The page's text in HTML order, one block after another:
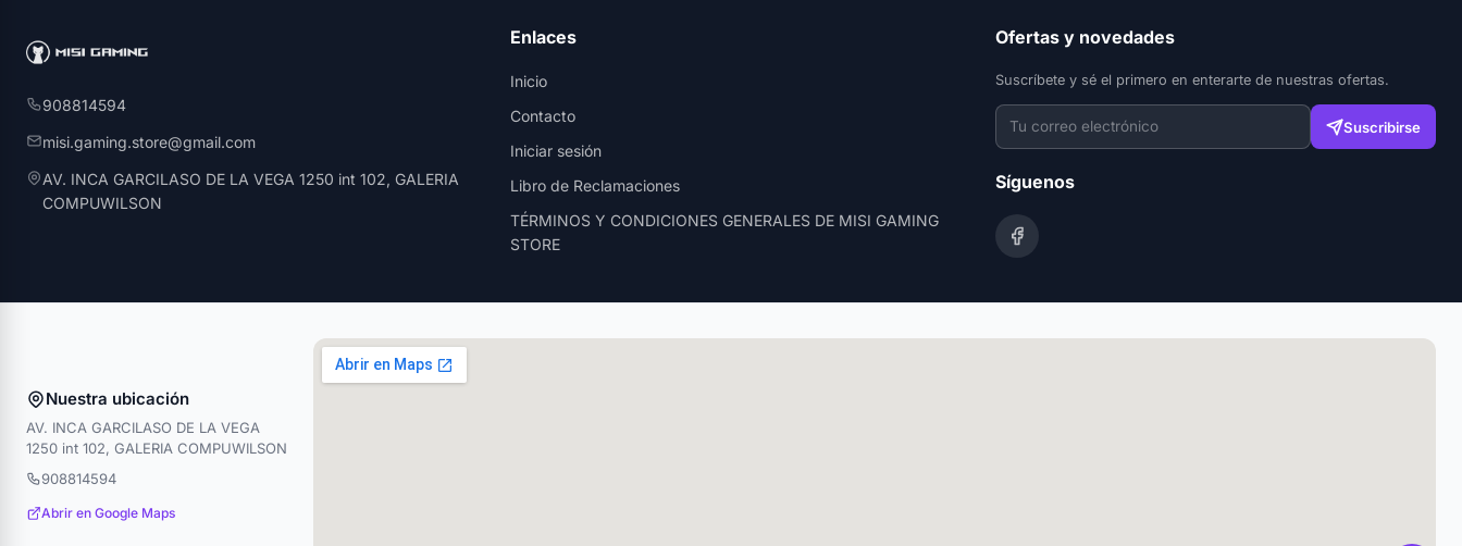
908814594
misi.gaming.store@gmail.com
AV. INCA GARCILASO DE LA VEGA 1250 int 102, GALERIA
COMPUWILSON
Enlaces
Inicio
Contacto
Iniciar sesión
Libro de Reclamaciones
TÉRMINOS Y CONDICIONES GENERALES DE MISI GAMING
STORE
Ofertas y novedades
Suscríbete y sé el primero en enterarte de nuestras ofertas.
Suscribirse
Síguenos
Nuestra ubicación
AV. INCA GARCILASO DE LA VEGA
1250 int 102, GALERIA COMPUWILSON
908814594
Abrir en Google Maps